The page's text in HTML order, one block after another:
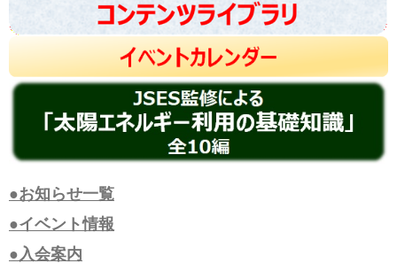
●お知らせ一覧
●イベント情報
●入会案内